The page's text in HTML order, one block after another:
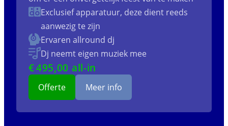
Exclusief apparatuur, deze dient reeds
aanwezig te zijn
Ervaren allround dj
Dj neemt eigen muziek mee
€495,00 all-in
Offerte Meer info